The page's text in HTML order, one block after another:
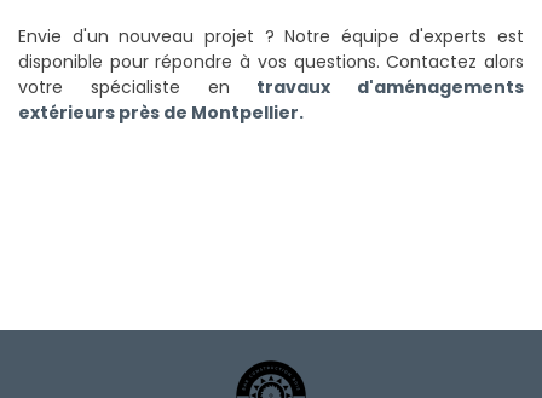
Envie d'un nouveau projet ? Notre équipe d'experts est
disponible pour répondre à vos questions. Contactez alors
votre spécialiste en travaux d'aménagements
extérieurs près de Montpellier.